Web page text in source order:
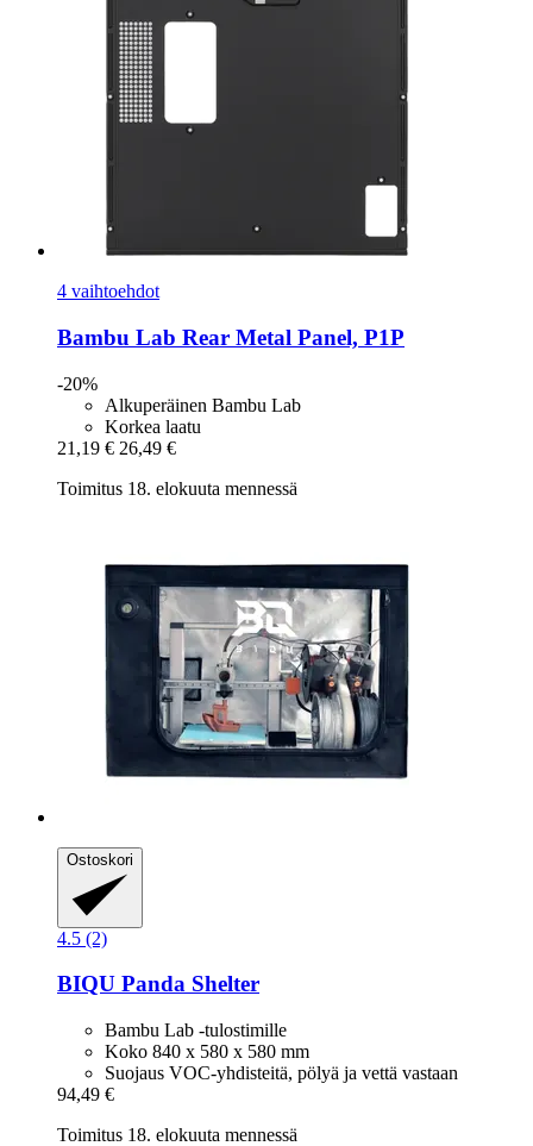
4 vaihtoehdot
Bambu Lab Rear Metal Panel, P1P
-20%
Alkuperäinen Bambu Lab
Korkea laatu
21,19 € 26,49 €
Toimitus 18. elokuuta mennessä
Ostoskori
4.5 (2)
BIQU Panda Shelter
Bambu Lab -tulostimille
Koko 840 x 580 x 580 mm
Suojaus VOC-yhdisteitä, pölyä ja vettä vastaan
94,49 €
Toimitus 18. elokuuta mennessä